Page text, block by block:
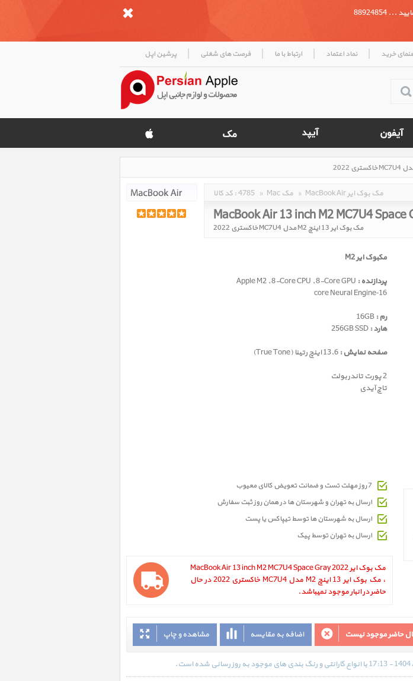
خرید | نماد اعتماد | ارتباط با ما | فرصت های شغلی | پرشین اپل
کد کالا :4785 » Mac مک » MacBook Air مک بوک ایر
MacBook Air 13 inch M2 MC7U4 Space
مک بوک ایر 13 اینچ M2 مدل MC7U4 خاکستری 2022
مکبوک ایر M2
پردازنده :
16‑core Neural Engine
رم :
هارد :
صفحه نمایش :
2 پورت تاندربولت
تاچ آیدی
7 روز مهلت تست و ضمانت تعویض کالای معیوب
ارسال به تهران و شهرستان ها در همان روز ثبت سفارش
ارسال به شهرستان ها توسط تیپاکس یا پست
ارسال به تهران توسط پیک
مک بوک ایر MacBook Air 13 inch M2 MC7U4 Space Gray 2022
، مک بوک ایر 13 اینچ M2 مدل MC7U4 خاکستری 2022 در حال
حاضر در انبار موجود نمیباشد.
مشاهده و چاپ اضافه به مقایسه حاضر موجود نیست